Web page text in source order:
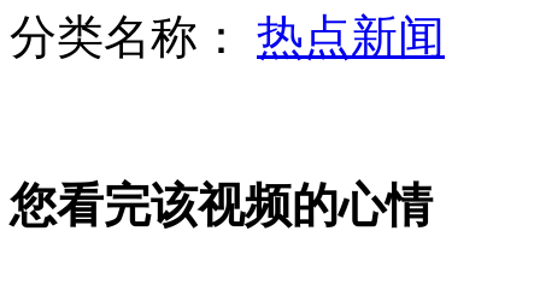
广州车展:美丽车模的车展生活
分类名称： 热点新闻
您看完该视频的心情